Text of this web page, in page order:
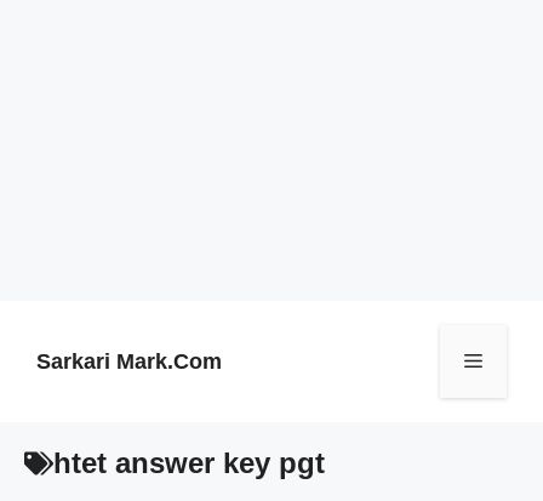
Sarkari Mark.Com Menu
htet answer key pgt